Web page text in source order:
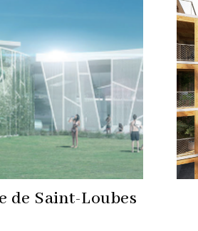
de Saint-Loubes